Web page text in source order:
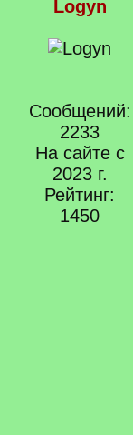
Logyn
Сообщений:
2233
На сайте с
2023 г.
Рейтинг:
1450